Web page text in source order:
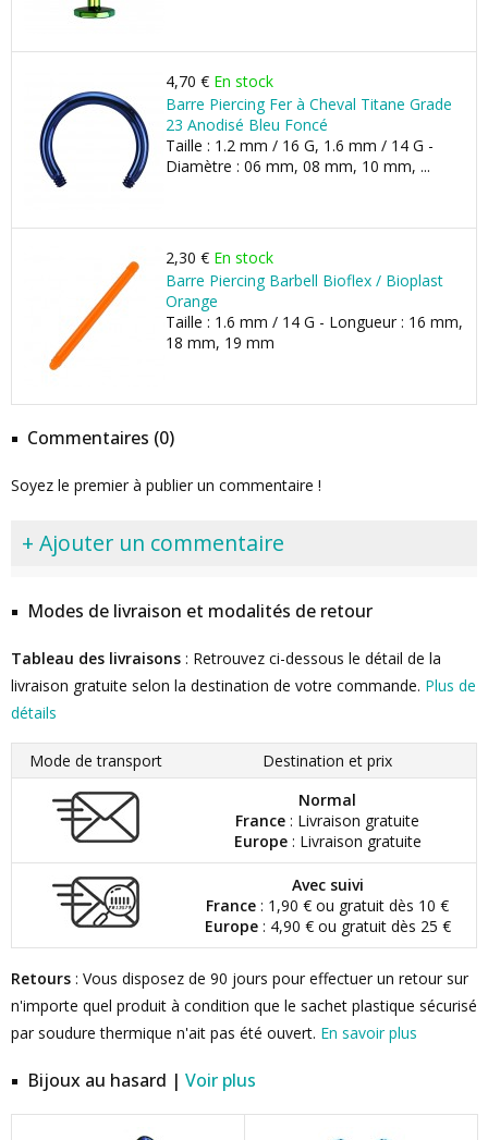
4,70 € En stock
Barre Piercing Fer à Cheval Titane Grade
23 Anodisé Bleu Foncé
Taille : 1.2 mm / 16 G, 1.6 mm / 14 G -
Diamètre : 06 mm, 08 mm, 10 mm, ...
2,30 € En stock
Barre Piercing Barbell Bioflex / Bioplast
Orange
Taille : 1.6 mm / 14 G - Longueur : 16 mm,
18 mm, 19 mm
Commentaires (0)
Soyez le premier à publier un commentaire !
+ Ajouter un commentaire
Modes de livraison et modalités de retour
Tableau des livraisons : Retrouvez ci-dessous le détail de la
livraison gratuite selon la destination de votre commande. Plus de
détails
Mode de transport
Destination et prix
Normal
France : Livraison gratuite
Europe: Livraison gratuite
Avec suivi
France : 1,90 € ou gratuit dès 10 €
Europe: 4,90 € ou gratuit dès 25 €
Retours : Vous disposez de 90 jours pour effectuer un retour sur
n'importe quel produit à condition que le sachet plastique sécurisé
par soudure thermique n'ait pas été ouvert. En savoir plus
Bijoux au hasard | Voir plus